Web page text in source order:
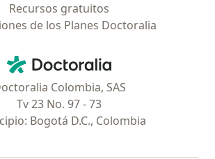
Recursos gratuitos
de los Planes Doctoralia
Doctoralia - Página de inicio
Colombia, SAS
Tv 23 No. 97 - 73
Bogotá D.C., Colombia